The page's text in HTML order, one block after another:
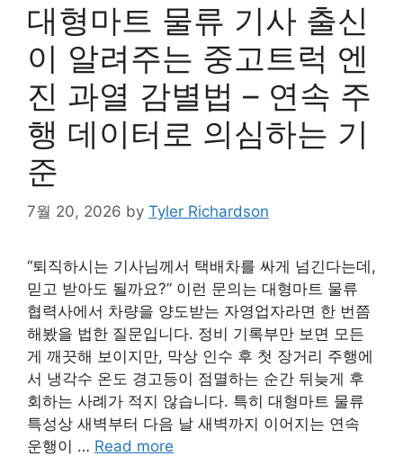
대형마트 물류 기사 출신
이 알려주는 중고트럭 엔
진 과열 감별법 – 연속 주
행 데이터로 의심하는 기
준
7월 20, 2026 by Tyler Richardson
“퇴직하시는 기사님께서 택배차를 싸게 넘긴다는데,
믿고 받아도 될까요?” 이런 문의는 대형마트 물류
협력사에서 차량을 양도받는 자영업자라면 한 번쯤
해봤을 법한 질문입니다. 정비 기록부만 보면 모든
게 깨끗해 보이지만, 막상 인수 후 첫 장거리 주행에
서 냉각수 온도 경고등이 점멸하는 순간 뒤늦게 후
회하는 사례가 적지 않습니다. 특히 대형마트 물류
특성상 새벽부터 다음 날 새벽까지 이어지는 연속
운행이 … Read more